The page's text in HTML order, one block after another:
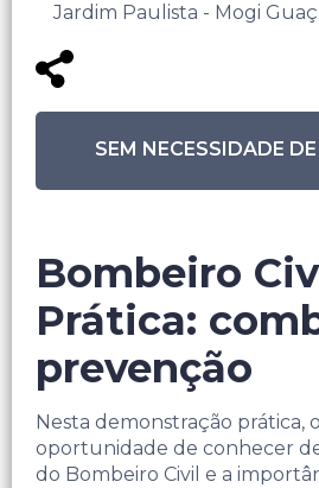
Jardim Paulista - Mogi
SEM NECESSIDADE
Bombeiro
Prática:
prevenção
Nesta demonstração prática,
oportunidade de conhecer
do Bombeiro Civil e a